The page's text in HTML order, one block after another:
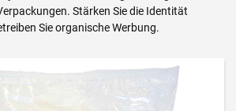
Stärken Sie die Identität
Sie organische Werbung.